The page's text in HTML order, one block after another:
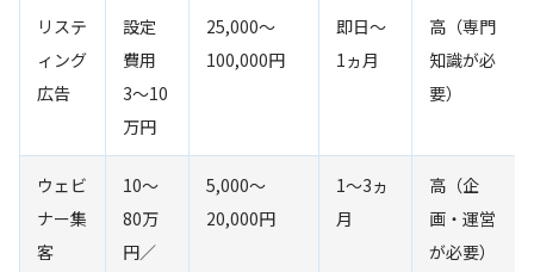
リステ
ィング
広告
設定
費用
3〜10
万円
25,000〜
100,000円
即日〜
1ヵ月
高（専門
知識が必
要）
ウェビ
ナー集
客
10〜
80万
円／
5,000〜
20,000円
1〜3ヵ
月
高（企
画・運営
が必要）